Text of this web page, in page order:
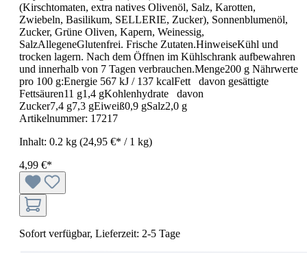
(Kirschtomaten, extra natives Olivenöl, Salz, Karotten,
Zwiebeln, Basilikum, SELLERIE, Zucker), Sonnenblumenöl,
Zucker, Grüne Oliven, Kapern, Weinessig,
SalzAllegeneGlutenfrei. Frische Zutaten.HinweiseKühl und
trocken lagern. Nach dem Öffnen im Kühlschrank aufbewahren
und innerhalb von 7 Tagen verbrauchen.Menge200 g Nährwerte
pro 100 g:Energie 567 kJ / 137 kcalFett davon gesättigte
Fettsäuren11 g1,4 gKohlenhydrate davon
Zucker7,4 g7,3 gEiweiß0,9 gSalz2,0 g
Artikelnummer: 17217
Inhalt: 0.2 kg (24,95 €* / 1 kg)
4,99 €*
Sofort verfügbar, Lieferzeit: 2-5 Tage